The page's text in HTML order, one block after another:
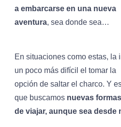
a embarcarse en una nueva
aventura, sea donde sea…
En situaciones como estas, la
un poco más difícil el tomar la
opción de saltar el charco. Y
que buscamos nuevas formas
de viajar, aunque sea desde